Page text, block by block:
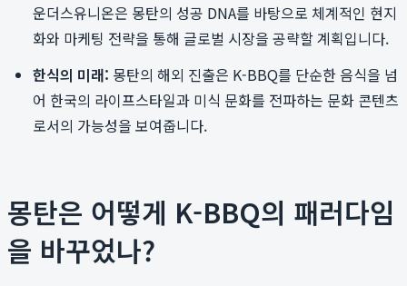
운더스유니온은 몽탄의 성공 DNA를 바탕으로 체계적인 현지
화와 마케팅 전략을 통해 글로벌 시장을 공략할 계획입니다.
한식의 미래: 몽탄의 해외 진출은 K-BBQ를 단순한 음식을 넘
어 한국의 라이프스타일과 미식 문화를 전파하는 문화 콘텐츠
로서의 가능성을 보여줍니다.
몽탄은 어떻게 K-BBQ의 패러다임
을 바꾸었나?